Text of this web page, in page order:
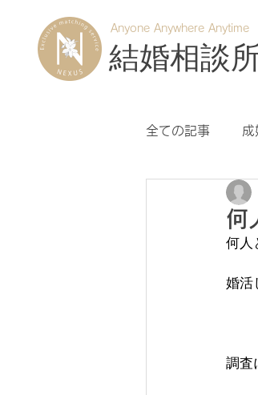
Anyone Anywhere Anytime
結婚相談
全ての記事 成
何
何人
婚活
調査